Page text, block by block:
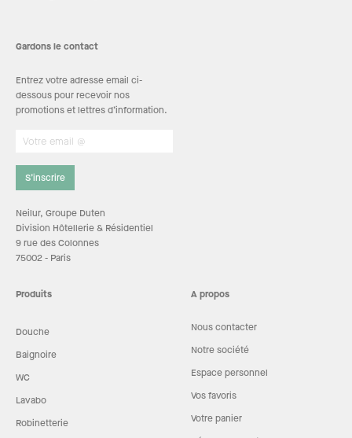
Gardons le contact
Entrez votre adresse email ci-
dessous pour recevoir nos
promotions et lettres d’information.
S’inscrire
Neilur, Groupe Duten
Division Hôtellerie & Résidentiel
9 rue des Colonnes
75002 - Paris
Produits
Douche
Baignoire
WC
Lavabo
Robinetterie
A propos
Nous contacter
Notre société
Espace personnel
Vos favoris
Votre panier